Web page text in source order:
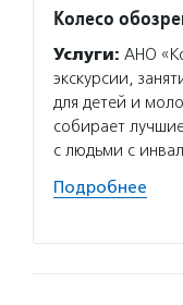
Колесо
Услуги: АНО
экскурсии,
для детей и
собирает
с людьми с
Подробнее